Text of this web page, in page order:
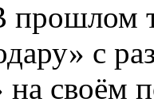
прошлом
с
на своём